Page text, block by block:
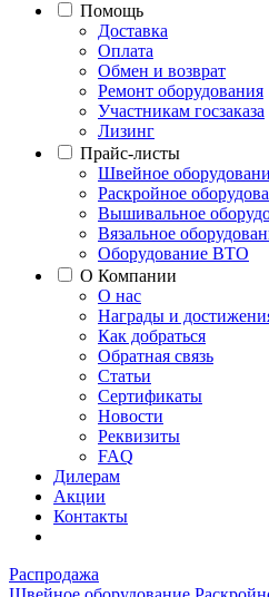
Помощь
Доставка
Оплата
Обмен и возврат
Ремонт оборудования
Участникам госзаказа
Лизинг
Прайс-листы
Швейное
Раскройное
Вышивальное
Вязальное
Оборудование ВТО
О Компании
О нас
Награды и
Как добраться
Обратная связь
Статьи
Сертификаты
Новости
Реквизиты
FAQ
Дилерам
Акции
Контакты
Распродажа